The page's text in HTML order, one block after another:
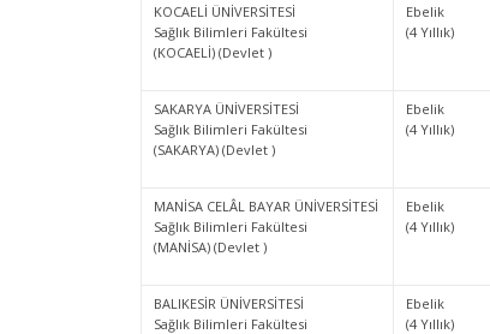
KOCAELİ ÜNİVERSİTESİ
Sağlık Bilimleri Fakültesi
(KOCAELİ) (Devlet )
Ebelik
(4 Yıllık)
SAKARYA ÜNİVERSİTESİ
Sağlık Bilimleri Fakültesi
(SAKARYA) (Devlet )
Ebelik
(4 Yıllık)
MANİSA CELÂL BAYAR ÜNİVERSİTESİ
Sağlık Bilimleri Fakültesi
(MANİSA) (Devlet )
Ebelik
(4 Yıllık)
BALIKESİR ÜNİVERSİTESİ
Sağlık Bilimleri Fakültesi
Ebelik
(4 Yıllık)